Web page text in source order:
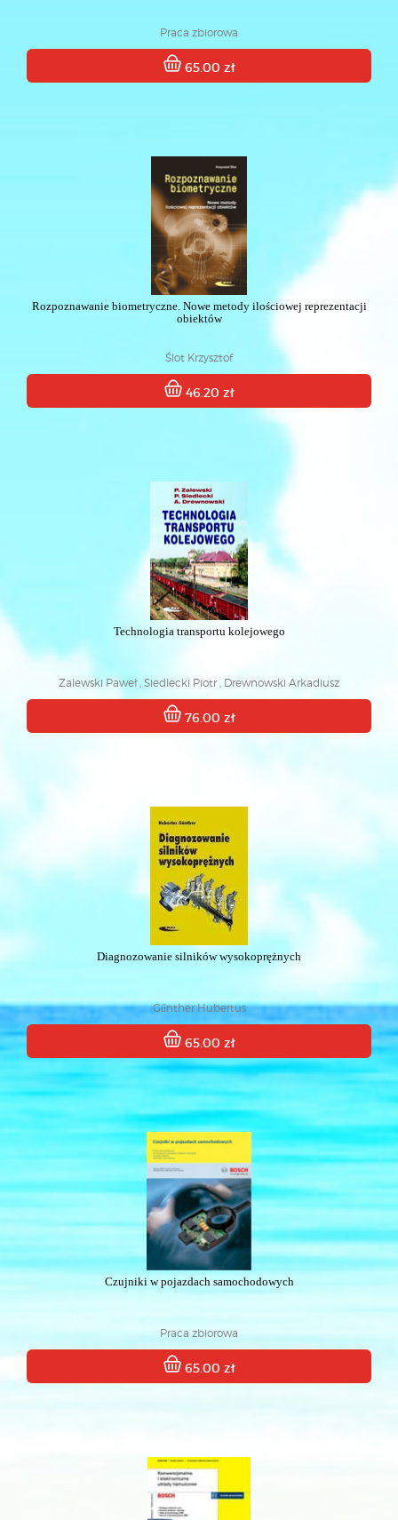
Praca zbiorowa
65.00 zł
Rozpoznawanie biometryczne. Nowe metody ilościowej reprezentacji
obiektów
Ślot Krzysztof
46.20 zł
Technologia transportu kolejowego
Zalewski Paweł , Siedlecki Piotr , Drewnowski Arkadiusz
76.00 zł
Diagnozowanie silników wysokoprężnych
Gűnther Hubertus
65.00 zł
Czujniki w pojazdach samochodowych
Praca zbiorowa
65.00 zł